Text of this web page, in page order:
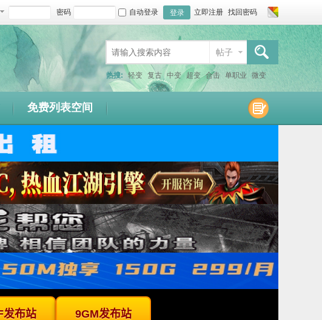
密码 自动登录 登录 立即注册 找回密码
帖子
搜索
热搜: 轻变 复古 中变 超变 合击 单职业 微变
沉默
免费列表空间